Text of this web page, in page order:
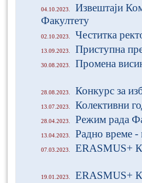
04.10.2023.
Извештаји
Факултету
02.10.2023. Честитка
13.09.2023. Приступна
30.08.2023. Промена
28.08.2023. Конкурс за
13.07.2023. Колективни
28.04.2023. Режим рада
13.04.2023. Радно време -
07.03.2023. ЕRASMUS+
19.01.2023. ЕRASMUS+